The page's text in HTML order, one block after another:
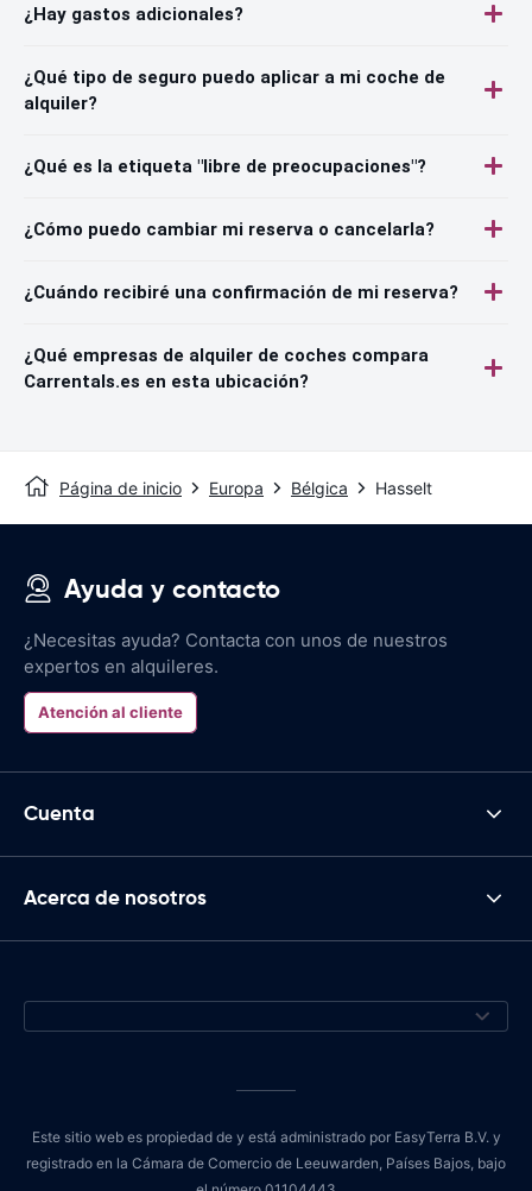
¿Hay gastos adicionales?
¿Qué tipo de seguro puedo aplicar a mi coche de
alquiler?
¿Qué es la etiqueta "libre de preocupaciones"?
¿Cómo puedo cambiar mi reserva o cancelarla?
¿Cuándo recibiré una confirmación de mi reserva?
¿Qué empresas de alquiler de coches compara
Carrentals.es en esta ubicación?
Página de inicio Europa Bélgica Hasselt
Ayuda y contacto
¿Necesitas ayuda? Contacta con unos de nuestros
expertos en alquileres.
Atención al cliente
Cuenta
Acerca de nosotros
Este sitio web es propiedad de y está administrado por EasyTerra B.V. y
registrado en la Cámara de Comercio de Leeuwarden, Países Bajos, bajo